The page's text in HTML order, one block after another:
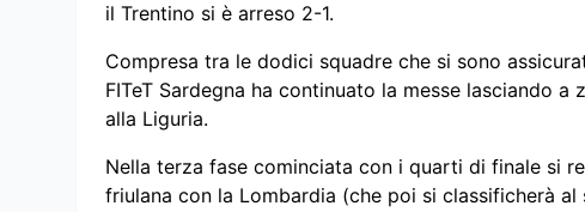
il Trentino si è arreso 2-1.
Compresa tra le dodici squadre che si sono
FITeT Sardegna ha continuato la messe lasciando
alla Liguria.
Nella terza fase cominciata con i quarti di finale si
friulana con la Lombardia (che poi si classificherà